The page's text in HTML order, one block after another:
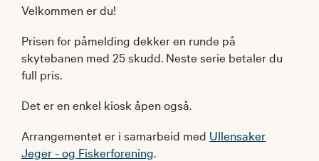
Velkommen er du!
Prisen for påmelding dekker en runde på
skytebanen med 25 skudd. Neste serie betaler du
full pris.
Det er en enkel kiosk åpen også.
Arrangementet er i samarbeid med Ullensaker
Jeger - og Fiskerforening.